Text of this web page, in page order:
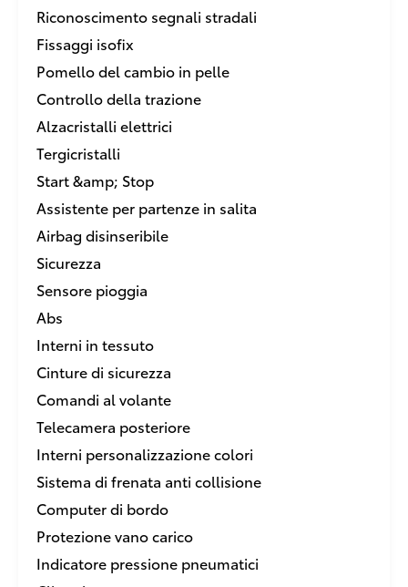
Riconoscimento segnali stradali
Fissaggi isofix
Pomello del cambio in pelle
Controllo della trazione
Alzacristalli elettrici
Tergicristalli
Start &amp; Stop
Assistente per partenze in salita
Airbag disinseribile
Sicurezza
Sensore pioggia
Abs
Interni in tessuto
Cinture di sicurezza
Comandi al volante
Telecamera posteriore
Interni personalizzazione colori
Sistema di frenata anti collisione
Computer di bordo
Protezione vano carico
Indicatore pressione pneumatici